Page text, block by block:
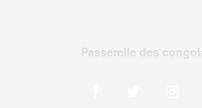
Passerelle des